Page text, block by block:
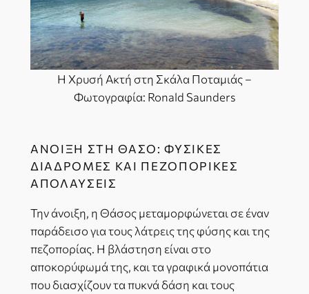
Η Χρυσή Ακτή στη Σκάλα Ποταμιάς –
Φωτογραφία: Ronald Saunders
ΆΝΟΙΞΗ ΣΤΗ ΘΆΣΟ: ΦΥΣΙΚΈΣ
ΔΙΑΔΡΟΜΈΣ ΚΑΙ ΠΕΖΟΠΟΡΙΚΈΣ
ΑΠΟΛΑΎΣΕΙΣ
Την άνοιξη, η Θάσος μεταμορφώνεται σε έναν
παράδεισο για τους λάτρεις της φύσης και της
πεζοπορίας. Η βλάστηση είναι στο
αποκορύφωμά της, και τα γραφικά μονοπάτια
που διασχίζουν τα πυκνά δάση και τους